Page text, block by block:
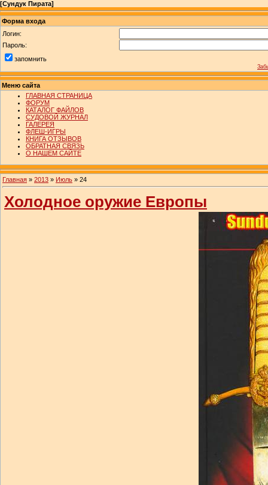
[Сундук Пирата]
Форма входа
Логин:
Пароль:
запомнить
Меню сайта
ГЛАВНАЯ СТРАНИЦА
ФОРУМ
КАТАЛОГ ФАЙЛОВ
СУДОВОЙ ЖУРНАЛ
ГАЛЕРЕЯ
ФЛЕШ-ИГРЫ
КНИГА ОТЗЫВОВ
ОБРАТНАЯ СВЯЗЬ
О НАШЕМ САЙТЕ
Главная » 2013 » Июль » 24
Холодное оружие Европы